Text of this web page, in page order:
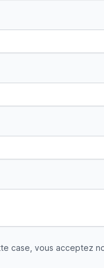
vous acceptez
case, vous acceptez